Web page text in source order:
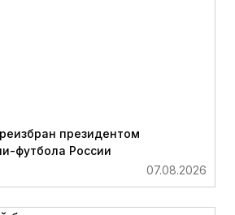
президентом
футбола России
07.08.2026